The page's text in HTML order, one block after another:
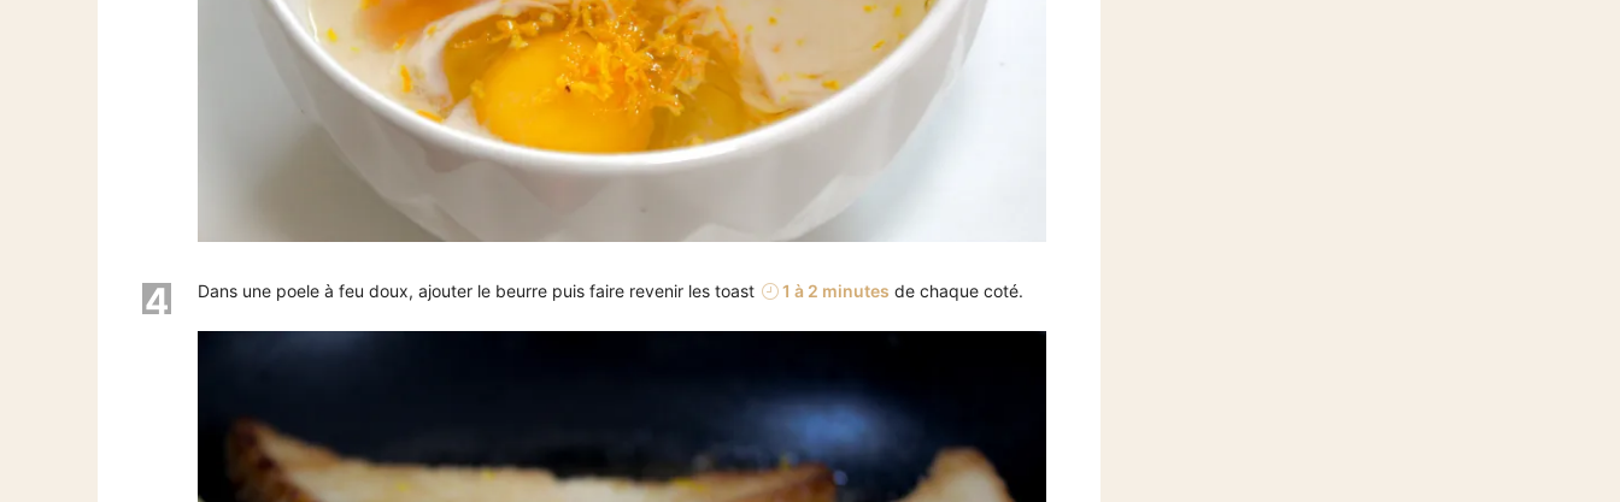
4 Dans une poele à feu doux, ajouter le beurre puis faire revenir les toast 1 à 2 minutes de chaque coté.